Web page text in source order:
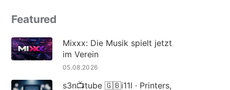
Featured
Mixxx: Die Musik spielt jetzt
im Verein
05.08.2026
s3n📺tube 🇬🇧i11l · Printers,